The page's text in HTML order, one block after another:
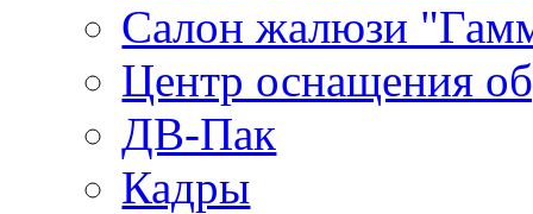
Салон жалюзи
Центр оснащения
ДВ-Пак
Кадры